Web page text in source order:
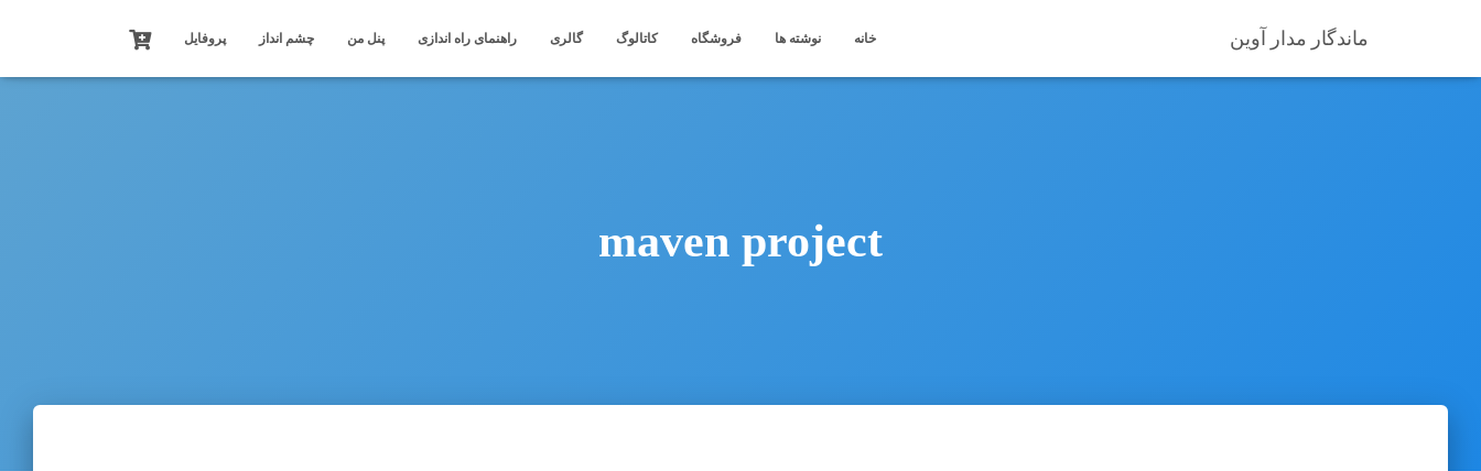
ماندگار مدار آوین خانه نوشته ها فروشگاه کاتالوگ گالری راهنمای راه اندازی پنل من چشم انداز پروفایل
maven project